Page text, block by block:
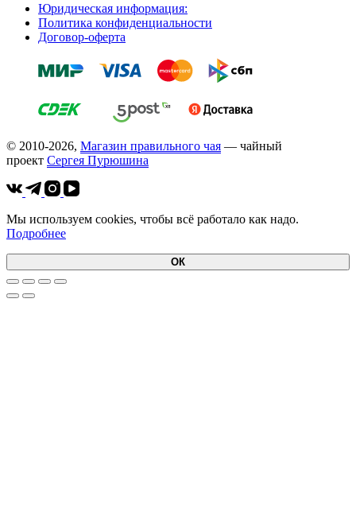
Юридическая информация:
Политика конфиденциальности
Договор-оферта
© 2010-2026, Магазин правильного чая — чайный
проект Cергея Пурюшина
Мы используем cookies, чтобы всё работало как надо.
Подробнее
ОК